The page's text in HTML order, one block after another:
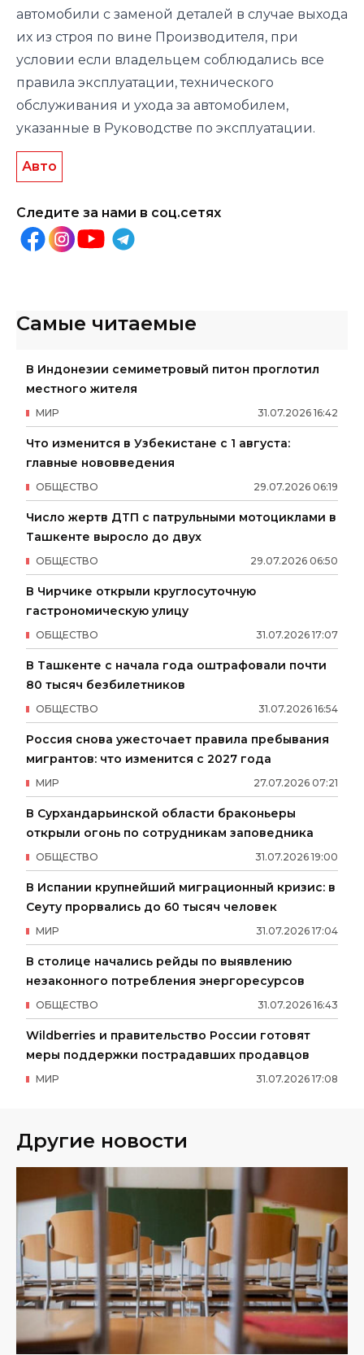
автомобили с заменой деталей в случае выхода
их из строя по вине Производителя, при
условии если владельцем соблюдались все
правила эксплуатации, технического
обслуживания и ухода за автомобилем,
указанные в Руководстве по эксплуатации.
Авто
Следите за нами в соц.сетях
Самые читаемые
В Индонезии семиметровый питон проглотил
местного жителя
31.07.2026 16:42
МИР
Что изменится в Узбекистане с 1 августа:
главные нововведения
29.07.2026 06:19
ОБЩЕСТВО
Число жертв ДТП с патрульными мотоциклами в
Ташкенте выросло до двух
29.07.2026 06:50
ОБЩЕСТВО
В Чирчике открыли круглосуточную
гастрономическую улицу
31.07.2026 17:07
ОБЩЕСТВО
В Ташкенте с начала года оштрафовали почти
80 тысяч безбилетников
31.07.2026 16:54
ОБЩЕСТВО
Россия снова ужесточает правила пребывания
мигрантов: что изменится с 2027 года
27.07.2026 07:21
МИР
В Сурхандарьинской области браконьеры
открыли огонь по сотрудникам заповедника
31.07.2026 19:00
ОБЩЕСТВО
В Испании крупнейший миграционный кризис: в
Сеуту прорвались до 60 тысяч человек
31.07.2026 17:04
МИР
В столице начались рейды по выявлению
незаконного потребления энергоресурсов
31.07.2026 16:43
ОБЩЕСТВО
Wildberries и правительство России готовят
меры поддержки пострадавших продавцов
31.07.2026 17:08
МИР
Другие новости